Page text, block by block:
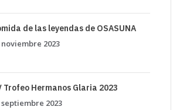
de las leyendas de OSASUNA
noviembre 2023
Trofeo Hermanos Glaria 2023
septiembre 2023